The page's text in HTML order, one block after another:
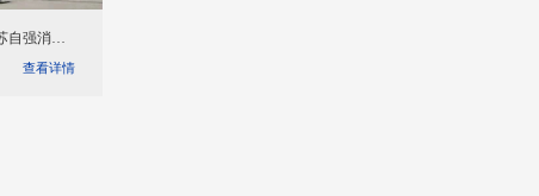
自强消防
查看详情